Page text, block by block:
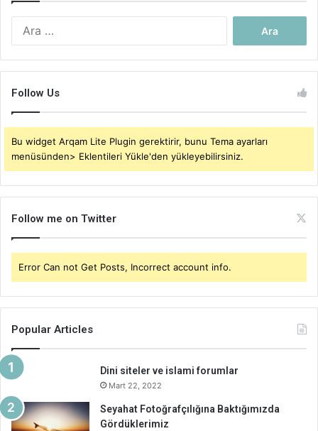
Follow Us
Bu widget Arqam Lite Plugin gerektirir, bunu Tema ayarları
menüsünden> Eklentileri Yükle'den yükleyebilirsiniz.
Follow me on Twitter
Error Can not Get Posts, Incorrect account info.
Popular Articles
Dini siteler ve islami forumlar
Mart 22, 2022
Seyahat Fotoğrafçılığına Baktığımızda
Gördüklerimiz